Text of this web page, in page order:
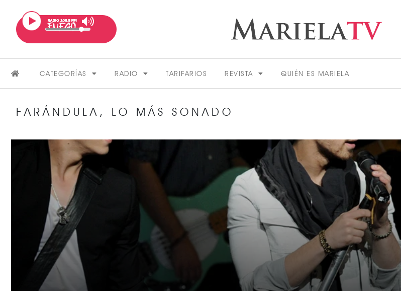
CATEGORÍAS RADIO TARIFARIOS REVISTA QUIÉN ES MARIELA
FARÁNDULA
VER MÁS
ACTUALIDAD
VER MÁS
VER TODAS LAS CATEGORÍAS
FARÁNDULA , LO MÁS SONADO